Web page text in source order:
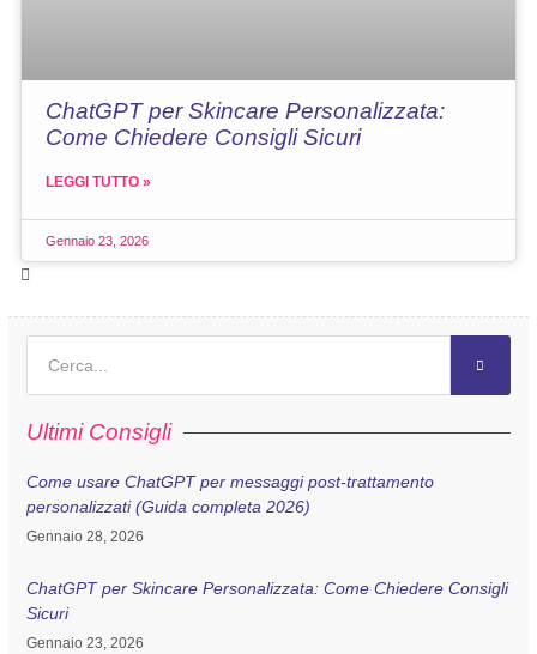
ChatGPT per Skincare Personalizzata:
Come Chiedere Consigli Sicuri
LEGGI TUTTO »
Gennaio 23, 2026
Ultimi Consigli
Come usare ChatGPT per messaggi post-trattamento
personalizzati (Guida completa 2026)
Gennaio 28, 2026
ChatGPT per Skincare Personalizzata: Come Chiedere Consigli
Sicuri
Gennaio 23, 2026